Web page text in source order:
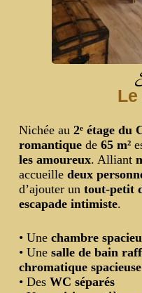
Nichée au 2ᵉ étage du
romantiquede 65 m²
les amoureux. Alliant
accueille deux
d’ajouter un tout-petit
escapade intimiste.
• Une chambre
• Une salle de bain
chromatique spacieuse
• Des WC séparés